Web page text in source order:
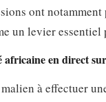
ont
un levier
africaine en direct
à effectuer